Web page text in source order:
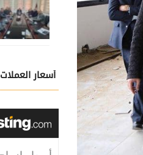
أسعار العملات